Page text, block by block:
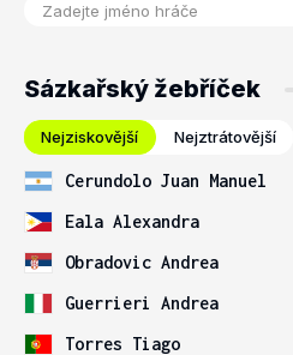
Sázkařský žebříček
Nejziskovější Nejztrátovější
Cerundolo Juan Manuel
Eala Alexandra
Obradovic Andrea
Guerrieri Andrea
Torres Tiago